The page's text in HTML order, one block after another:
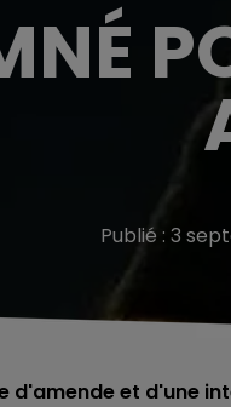
Publié : 3
d'amende et d'une